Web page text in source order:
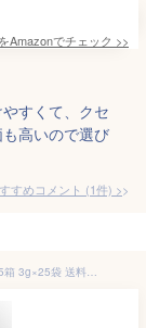
Amazonでチェック >>
すくて、クセ
高いので選び
すめコメント (1件) >
青汁 酵素青汁 植物性 乳酸菌 入り 厳選素材 酵素青汁 5箱 3g×25袋 送料無料 青汁 酵素 乳酸菌 植物性 野菜不足 飲みやすい